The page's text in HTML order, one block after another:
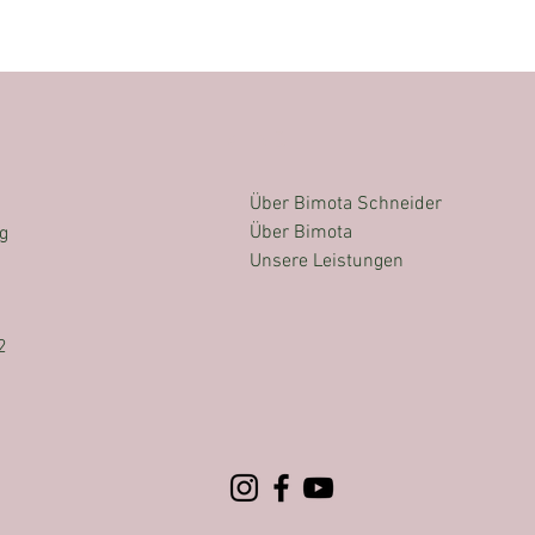
Über Bimota Schneider
Über Bimota
Unsere Leistungen